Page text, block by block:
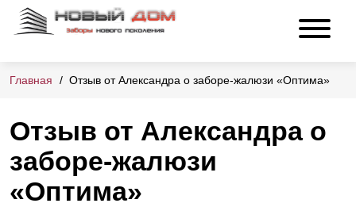
Главная Отзыв от Александра о заборе-жалюзи «Оптима»
Отзыв от Александра о
заборе-жалюзи
«Оптима»